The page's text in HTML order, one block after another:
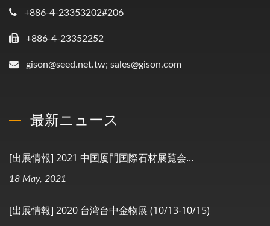
+886-4-23353202#206
+886-4-23352252
gison@seed.net.tw; sales@gison.com
最新ニュース
[出展情報] 2021 中国厦門国際石材展覧会...
18 May, 2021
[出展情報] 2020 台湾台中金物展 (10/13-10/15)